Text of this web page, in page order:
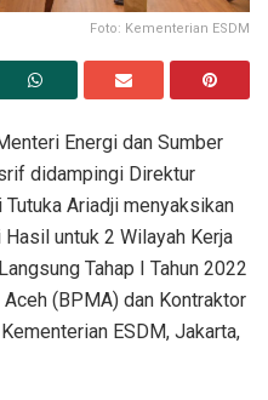
Foto: Kementerian ESDM
Energi dan Sumber
didampingi Direktur
Ariadji menyaksikan
untuk 2 Wilayah Kerja
Tahap I Tahun 2022
(BPMA) dan Kontraktor
ESDM, Jakarta,